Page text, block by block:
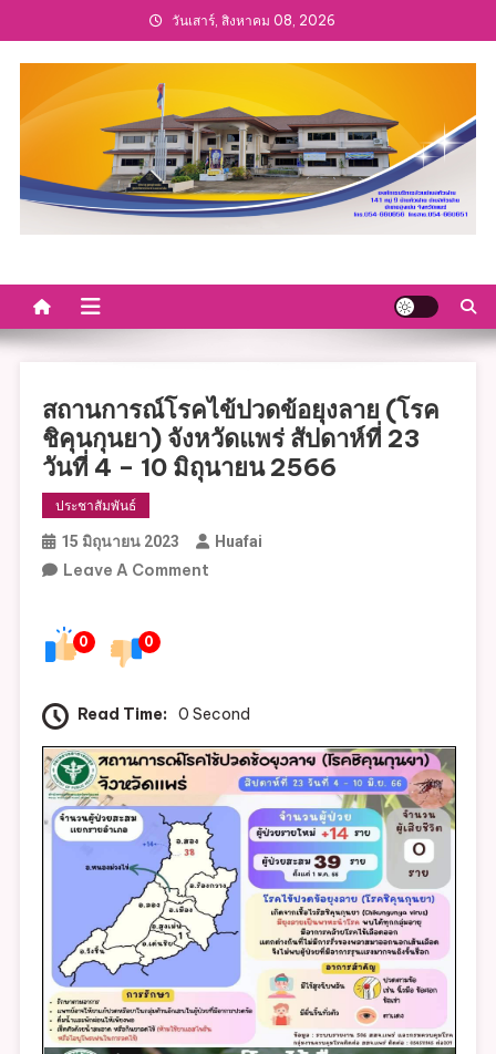
to
content
วันเสาร์, สิงหาคม 08, 2026
สถานการณ์โรคไข้ปวดข้อยุงลาย (โรค
ชิคุนกุนยา) จังหวัดแพร่ สัปดาห์ที่ 23
วันที่ 4 – 10 มิถุนายน 2566
ประชาสัมพันธ์
15 มิถุนายน 2023 Huafai
Leave A CommentOn
ลาย
(โรค
ชิ
คุ
นกุน
ยา)
จังหวัด
แพร่
สัปดาห์
ที่
23
0 0
Read Time: 0 Second